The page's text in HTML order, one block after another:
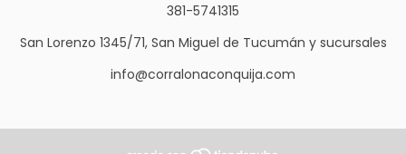
381-5741315
San Lorenzo 1345/71, San Miguel de Tucumán y sucursales
info@corralonaconquija.com